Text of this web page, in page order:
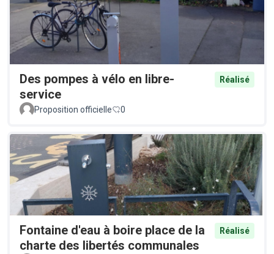
Des pompes à vélo en libre-
service
Réalisé
Proposition officielle 0
Fontaine d'eau à boire place de la
charte des libertés communales
Réalisé